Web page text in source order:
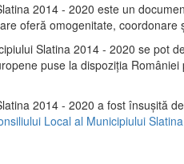
2014 - 2020 este un
oferă omogenitate, coordonare
Slatina 2014 - 2020 se pot
puse la dispoziţia
2014 - 2020 a fost însuşită
Local al Municipiului